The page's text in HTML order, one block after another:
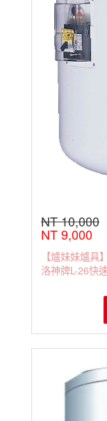
NT 10,000
NT 9,000
【爐妹妹爐具】
洛神牌L-26快